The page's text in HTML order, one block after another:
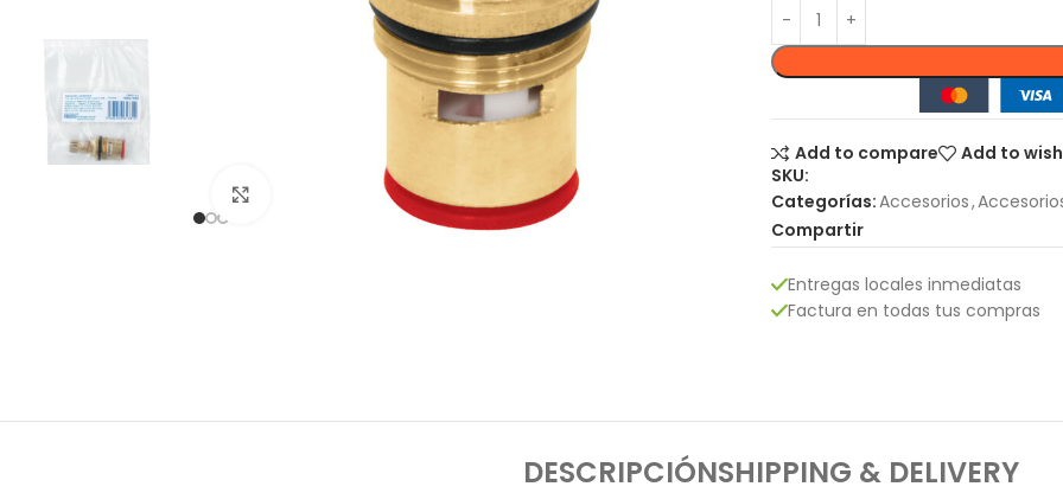
Click to enlarge
Add to compare
Add to
SKU:
Categorías:Accesorios,
Compartir
Entregas locales inmediatas
Factura en todas tus compras
DESCRIPCIÓNSHIPPING & DELIVERY